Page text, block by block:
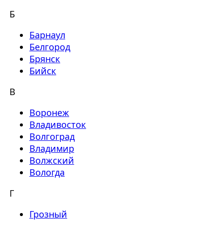
Б
Барнаул
Белгород
Брянск
Бийск
В
Воронеж
Владивосток
Волгоград
Владимир
Волжский
Вологда
Г
Грозный